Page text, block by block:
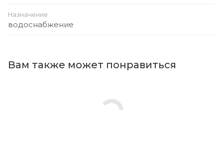
Назначение
водоснабжение
Вам также может понравиться